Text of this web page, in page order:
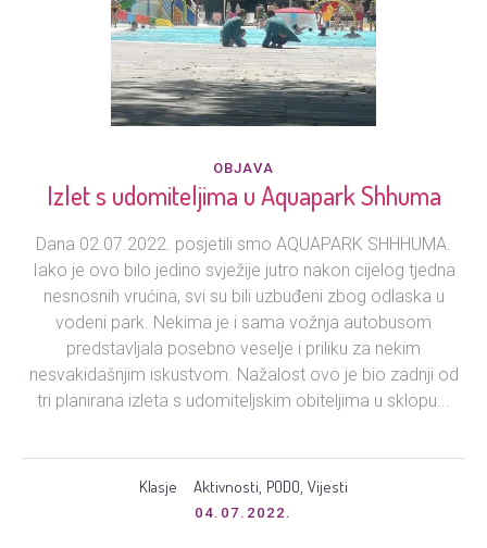
OBJAVA
Izlet s udomiteljima u Aquapark Shhuma
Dana 02.07.2022. posjetili smo AQUAPARK SHHHUMA.
Iako je ovo bilo jedino svježije jutro nakon cijelog tjedna
nesnosnih vrućina, svi su bili uzbuđeni zbog odlaska u
vodeni park. Nekima je i sama vožnja autobusom
predstavljala posebno veselje i priliku za nekim
nesvakidašnjim iskustvom. Nažalost ovo je bio zadnji od
tri planirana izleta s udomiteljskim obiteljima u sklopu...
Klasje Aktivnosti, PODO, Vijesti
04.07.2022.